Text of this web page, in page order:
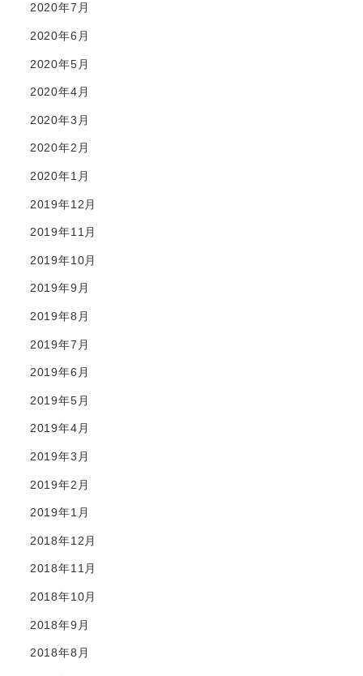
2020年7月
2020年6月
2020年5月
2020年4月
2020年3月
2020年2月
2020年1月
2019年12月
2019年11月
2019年10月
2019年9月
2019年8月
2019年7月
2019年6月
2019年5月
2019年4月
2019年3月
2019年2月
2019年1月
2018年12月
2018年11月
2018年10月
2018年9月
2018年8月